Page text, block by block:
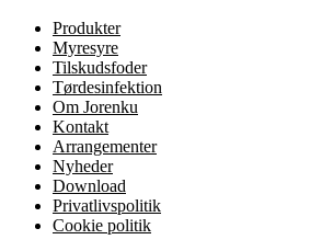
Produkter
Myresyre
Tilskudsfoder
Tørdesinfektion
Om Jorenku
Kontakt
Arrangementer
Nyheder
Download
Privatlivspolitik
Cookie politik